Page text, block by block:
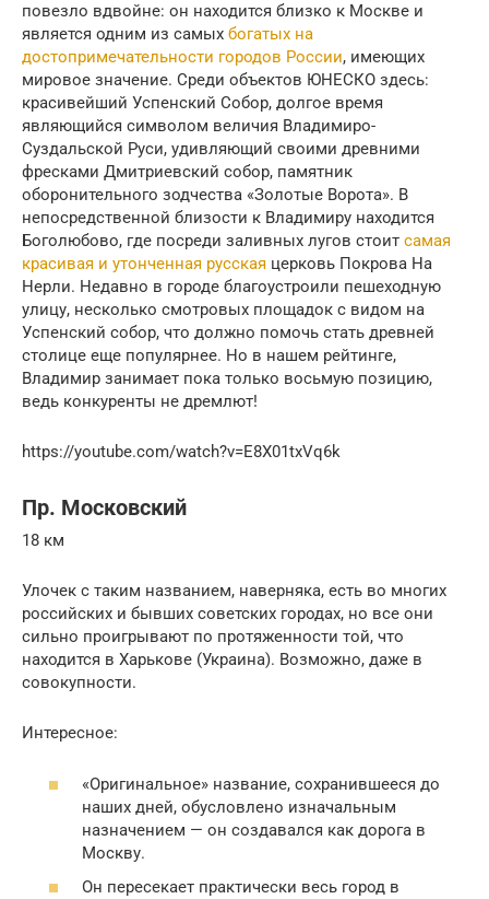
повезло вдвойне: он находится близко к Москве и
является одним из самых богатых на
достопримечательности городов России, имеющих
мировое значение. Среди объектов ЮНЕСКО здесь:
красивейший Успенский Собор, долгое время
являющийся символом величия Владимиро-
Суздальской Руси, удивляющий своими древними
фресками Дмитриевский собор, памятник
оборонительного зодчества «Золотые Ворота». В
непосредственной близости к Владимиру находится
Боголюбово, где посреди заливных лугов стоит самая
красивая и утонченная русская церковь Покрова На
Нерли. Недавно в городе благоустроили пешеходную
улицу, несколько смотровых площадок с видом на
Успенский собор, что должно помочь стать древней
столице еще популярнее. Но в нашем рейтинге,
Владимир занимает пока только восьмую позицию,
ведь конкуренты не дремлют!
https://youtube.com/watch?v=E8X01txVq6k
Пр. Московский
18 км
Улочек с таким названием, наверняка, есть во многих
российских и бывших советских городах, но все они
сильно проигрывают по протяженности той, что
находится в Харькове (Украина). Возможно, даже в
совокупности.
Интересное:
«Оригинальное» название, сохранившееся до
наших дней, обусловлено изначальным
назначением — он создавался как дорога в
Москву.
Он пересекает практически весь город в